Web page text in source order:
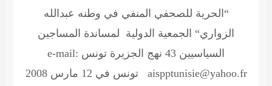
“الحرية للصحفي المنفي في وطنه عبدالله
الزواري“الجمعية الدولية لمساندة المساجين
السياسيين
43 نهج الجزيرة تونس e-mail:
aispptunisie@yahoo.fr تونس في 12 مارس 2008